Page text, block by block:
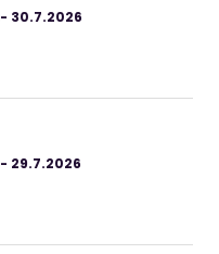
30.7.2026
29.7.2026